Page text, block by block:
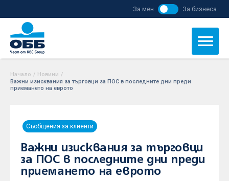
За мен За бизнеса
Начало / Новини /
Важни изисквания за търговци за ПОС в последните дни преди
приемането на еврото
Съобщения за клиенти
Важни изисквания за търговци
за ПОС в последните дни преди
приемането на еврото